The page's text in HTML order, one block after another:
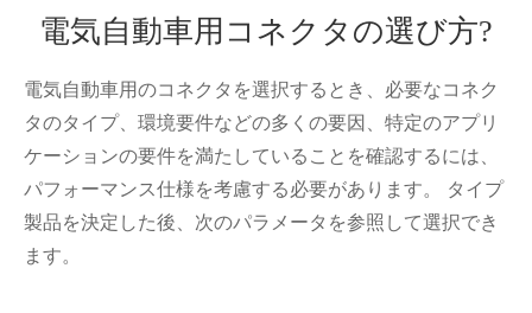
電気自動車用コネクタの選び方?
電気自動車用のコネクタを選択するとき、必要なコネク
タのタイプ、環境要件などの多くの要因、特定のアプリ
ケーションの要件を満たしていることを確認するには、
パフォーマンス仕様を考慮する必要があります。 タイプ
製品を決定した後、次のパラメータを参照して選択でき
ます。